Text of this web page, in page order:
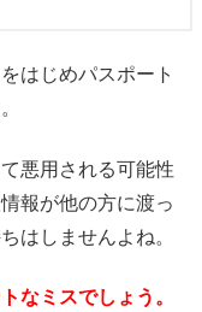
はじめパスポート
悪用される可能性
報が他の方に渡っ
はしませんよね。
なミスでしょう。